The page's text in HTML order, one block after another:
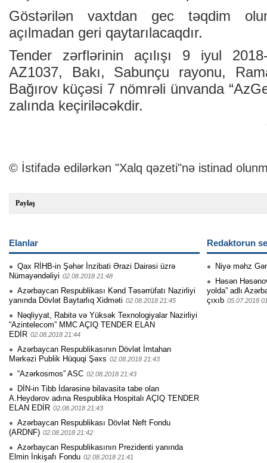
Göstərilən vaxtdan gec təqdim
açılmadan geri qaytarılacaqdır.
Tender zərflərinin açılışı 9 iyul
AZ1037, Bakı, Sabunçu rayonu,
Bağırov küçəsi 7 nömrəli ünvanda
zalında keçiriləcəkdir.
© İstifadə edilərkən "Xalq qəzeti"nə istinad
Paylaş
Elanlar
Qax RİHB-in Şəhər İnzibati Ərazi Dairəsi üzrə
Nümayəndəliyi 02.08.2018 21:48
Azərbaycan Respublikası Kənd Təsərrüfatı Nazirliyi
yanında Dövlət Baytarlıq Xidməti 02.08.2018 21:45
Nəqliyyat, Rabitə və Yüksək Texnologiyalar Nazirliyi
“Azintelecom” MMC AÇIQ TENDER ELAN
EDİR 02.08.2018 21:44
Azərbaycan Respublikasının Dövlət İmtahan
Mərkəzi Publik Hüquqi Şəxs 02.08.2018 21:43
“Azərkosmos” ASC 02.08.2018 21:43
DİN-in Tibb İdarəsinə bilavasitə tabe olan
A.Heydərov adına Respublika Hospitalı AÇIQ TENDER
ELAN EDİR 02.08.2018 21:43
Azərbaycan Respublikası Dövlət Neft Fondu
(ARDNF) 02.08.2018 21:42
Azərbaycan Respublikasının Prezidenti yanında
Elmin İnkişafı Fondu 02.08.2018 21:41
Redaktorun
Niyə məhz
Həsən
yolda” adlı
çıxıb 05.07.2018